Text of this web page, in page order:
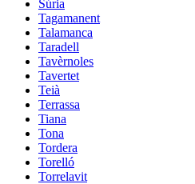
Súria
Tagamanent
Talamanca
Taradell
Tavèrnoles
Tavertet
Teià
Terrassa
Tiana
Tona
Tordera
Torelló
Torrelavit